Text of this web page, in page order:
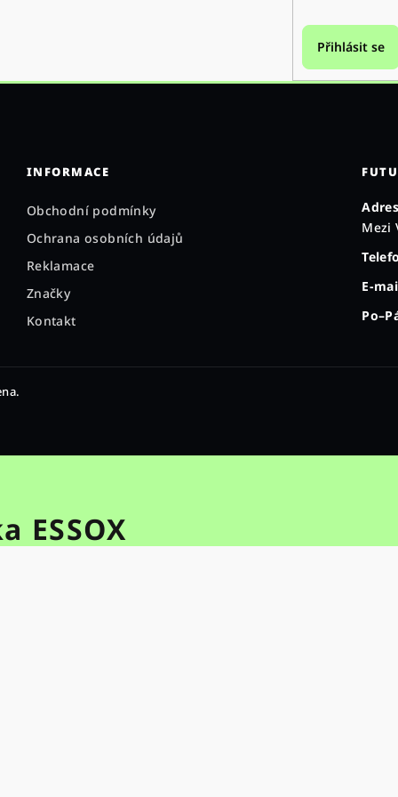
Přihlásit se
INFORMACE
Obchodní podmínky
Ochrana osobních údajů
Reklamace
Značky
Kontakt
Mezi
E-
ESSOX